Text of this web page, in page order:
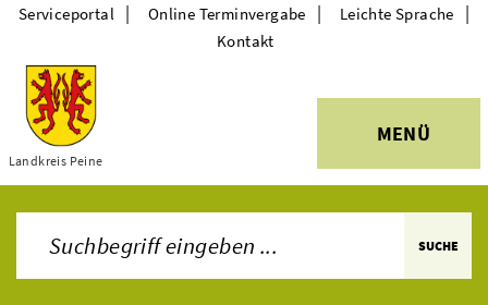
Themen
Landkreis Peine
MENÜ
Serviceportal | Online Terminvergabe | Leichte Sprache |
Kontakt
SUCHE